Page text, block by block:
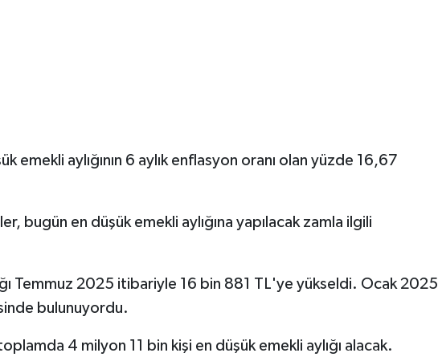
emekli aylığının 6 aylık enflasyon oranı olan yüzde 16,67
bugün en düşük emekli aylığına yapılacak zamla ilgili
Temmuz 2025 itibariyle 16 bin 881 TL'ye yükseldi. Ocak 2025
bulunuyordu.
4 milyon 11 bin kişi en düşük emekli aylığı alacak.